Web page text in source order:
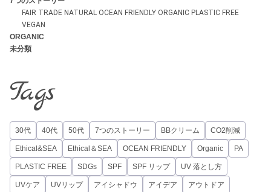
FAIR TRADE NATURAL OCEAN FRIENDLY ORGANIC PLASTIC FREE
VEGAN
ORGANIC
未分類
Tags
30代 40代 50代 7つのストーリー BBクリーム CO2削減
Ethical&SEA Ethical＆SEA OCEAN FRIENDLY Organic PA
PLASTIC FREE SDGs SPF SPF リップ UV 落とし方
UVケア UVリップ アイシャドウ アイデア アウトドア